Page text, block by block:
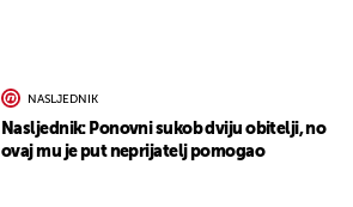
NASLJEDNIK
Nasljednik: Ponovni sukob dviju obitelji, no
ovaj mu je put neprijatelj pomogao